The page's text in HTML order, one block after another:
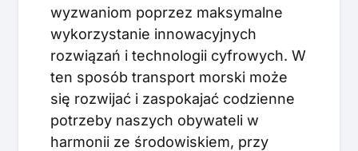
wyzwaniom poprzez maksymalne
wykorzystanie innowacyjnych
rozwiązań i technologii cyfrowych. W
ten sposób transport morski może
się rozwijać i zaspokajać codzienne
potrzeby naszych obywateli w
harmonii ze środowiskiem, przy